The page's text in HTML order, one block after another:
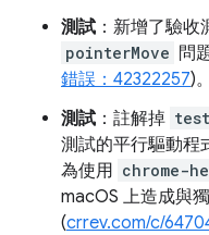
測試 ：新增了驗
pointerMove 問
錯誤：42322257)。
測試 ：註解掉
測試的平行驅動程
為使用 chrome-
macOS 上造成與
(crrev.com/c/